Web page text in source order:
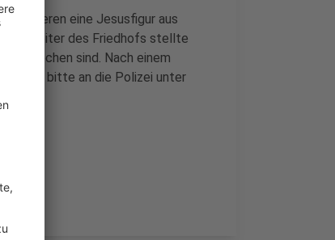
anderen eine Jesusfigur aus
Mitarbeiter des Friedhofs stellte
sind. Nach einem
bitte an die Polizei unter